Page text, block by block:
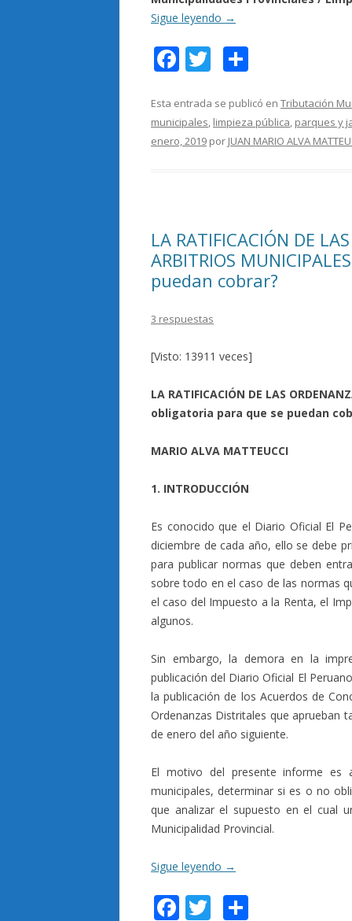
Sigue leyendo →
F
e
b
T
itt
er
m
p
Esta entrada se publicó en Tributación
municipales, limpieza pública, parques y
enero, 2019 por JUAN MARIO ALVA
LA RATIFICACIÓN DE
ARBITRIOS
puedan cobrar?
3 respuestas
[Visto: 13911 veces]
LA RATIFICACIÓN DE LAS
obligatoria para que se puedan
MARIO ALVA MATTEUCCI
1. INTRODUCCIÓN
Es conocido que el Diario Oficial El
diciembre de cada año, ello se debe
para publicar normas que deben
sobre todo en el caso de las normas
el caso del Impuesto a la Renta, el
algunos.
Sin embargo, la demora en la
publicación del Diario Oficial El
la publicación de los Acuerdos de
Ordenanzas Distritales que aprueban
de enero del año siguiente.
El motivo del presente informe es
municipales, determinar si es o no
que analizar el supuesto en el cual
Municipalidad Provincial.
Sigue leyendo →
F T